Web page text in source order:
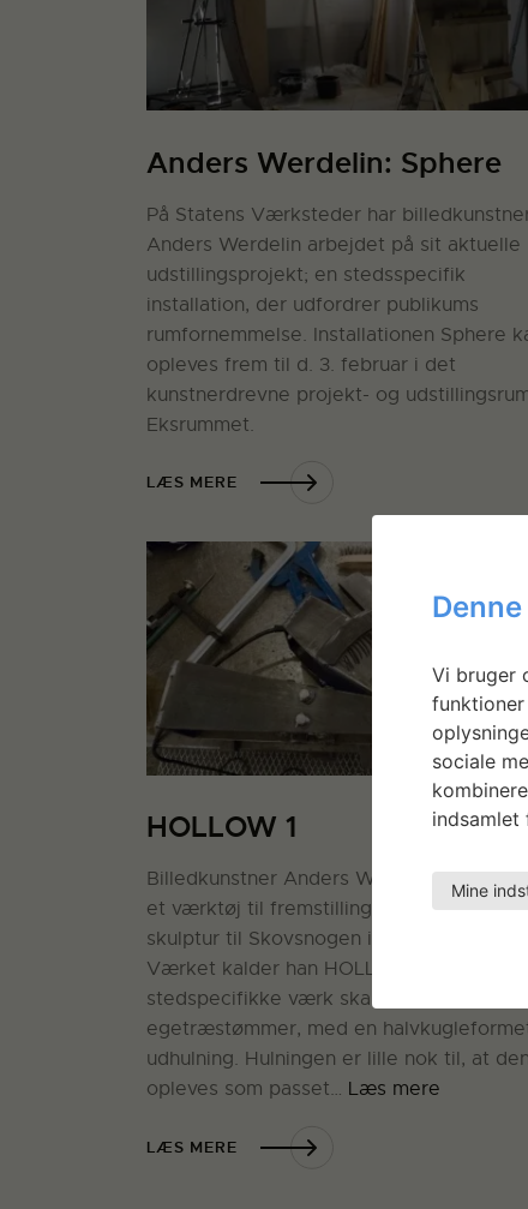
Anders Werdelin: Sphere
På Statens Værksteder har
Anders Werdelin arbejdet på sit aktuelle
udstillingsprojekt; en stedsspecifik
installation, der udfordrer publikums
rumfornemmelse. Installationen Sphere
opleves frem til d. 3. februar i det
kunstnerdrevne projekt- og
Eksrummet.
LÆS MERE
HOLLOW 1
Billedkunstner Anders Werdelin arbejder
et værktøj til fremstilling af en land art-
skulptur til Skovsnogen i Herning
Værket kalder han HOLLOW 1. Det
stedspecifikke værk skabes af en stabel
egetræstømmer, med en
udhulning. Hulningen er lille nok til, at den
opleves som passet… Læs mere
LÆS MERE
Vi bruger
sociale
indsamlet
Mine